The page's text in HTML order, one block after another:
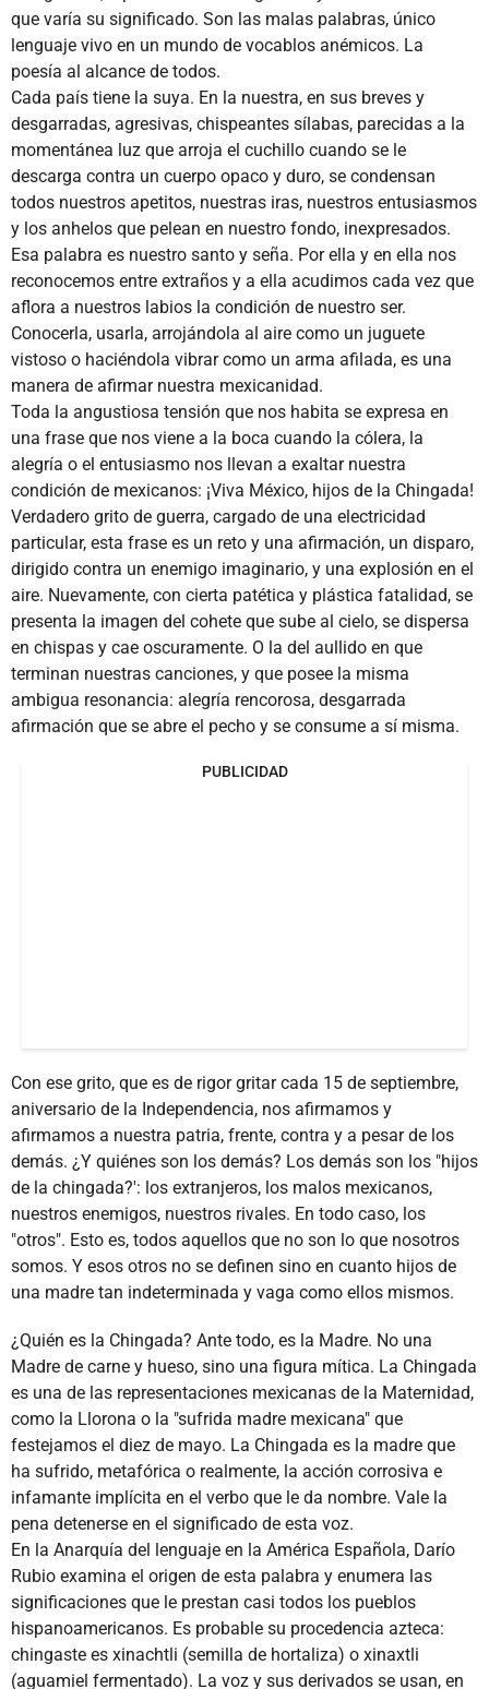
que varía su significado. Son las malas palabras, único
lenguaje vivo en un mundo de vocablos anémicos. La
poesía al alcance de todos.
Cada país tiene la suya. En la nuestra, en sus breves y
desgarradas, agresivas, chispeantes sílabas, parecidas a la
momentánea luz que arroja el cuchillo cuando se le
descarga contra un cuerpo opaco y duro, se condensan
todos nuestros apetitos, nuestras iras, nuestros entusiasmos
y los anhelos que pelean en nuestro fondo, inexpresados.
Esa palabra es nuestro santo y seña. Por ella y en ella nos
reconocemos entre extraños y a ella acudimos cada vez que
aflora a nuestros labios la condición de nuestro ser.
Conocerla, usarla, arrojándola al aire como un juguete
vistoso o haciéndola vibrar como un arma afilada, es una
manera de afirmar nuestra mexicanidad.
Toda la angustiosa tensión que nos habita se expresa en
una frase que nos viene a la boca cuando la cólera, la
alegría o el entusiasmo nos llevan a exaltar nuestra
condición de mexicanos: ¡Viva México, hijos de la Chingada!
Verdadero grito de guerra, cargado de una electricidad
particular, esta frase es un reto y una afirmación, un disparo,
dirigido contra un enemigo imaginario, y una explosión en el
aire. Nuevamente, con cierta patética y plástica fatalidad, se
presenta la imagen del cohete que sube al cielo, se dispersa
en chispas y cae oscuramente. O la del aullido en que
terminan nuestras canciones, y que posee la misma
ambigua resonancia: alegría rencorosa, desgarrada
afirmación que se abre el pecho y se consume a sí misma.
PUBLICIDAD
Con ese grito, que es de rigor gritar cada 15 de septiembre,
aniversario de la Independencia, nos afirmamos y
afirmamos a nuestra patria, frente, contra y a pesar de los
demás. ¿Y quiénes son los demás? Los demás son los "hijos
de la chingada?': los extranjeros, los malos mexicanos,
nuestros enemigos, nuestros rivales. En todo caso, los
"otros". Esto es, todos aquellos que no son lo que nosotros
somos. Y esos otros no se definen sino en cuanto hijos de
una madre tan indeterminada y vaga como ellos mismos.
¿Quién es la Chingada? Ante todo, es la Madre. No una
Madre de carne y hueso, sino una figura mítica. La Chingada
es una de las representaciones mexicanas de la Maternidad,
como la Llorona o la "sufrida madre mexicana" que
festejamos el diez de mayo. La Chingada es la madre que
ha sufrido, metafórica o realmente, la acción corrosiva e
infamante implícita en el verbo que le da nombre. Vale la
pena detenerse en el significado de esta voz.
En la Anarquía del lenguaje en la América Española, Darío
Rubio examina el origen de esta palabra y enumera las
significaciones que le prestan casi todos los pueblos
hispanoamericanos. Es probable su procedencia azteca:
chingaste es xinachtli (semilla de hortaliza) o xinaxtli
(aguamiel fermentado). La voz y sus derivados se usan, en